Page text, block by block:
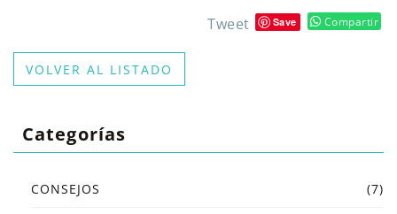
Categorías
CONSEJOS (7)
Tweet Save Compartir
VOLVER AL LISTADO